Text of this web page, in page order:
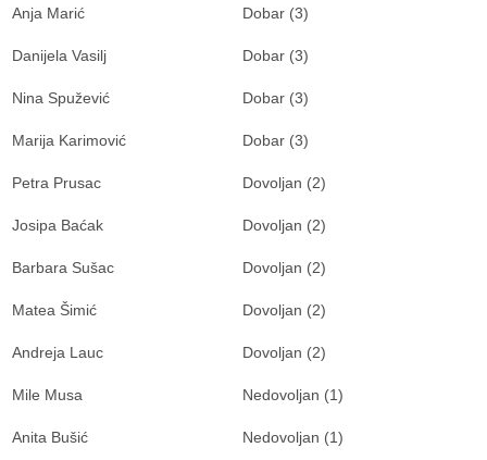
Anja Marić Dobar (3)
Danijela Vasilj Dobar (3)
Nina Spužević Dobar (3)
Marija Karimović Dobar (3)
Petra Prusac Dovoljan (2)
Josipa Baćak Dovoljan (2)
Barbara Sušac Dovoljan (2)
Matea Šimić Dovoljan (2)
Andreja Lauc Dovoljan (2)
Mile Musa Nedovoljan (1)
Anita Bušić Nedovoljan (1)